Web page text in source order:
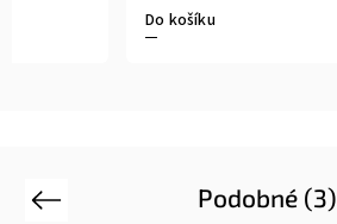
Do košíku
Podobné (3)
Previous